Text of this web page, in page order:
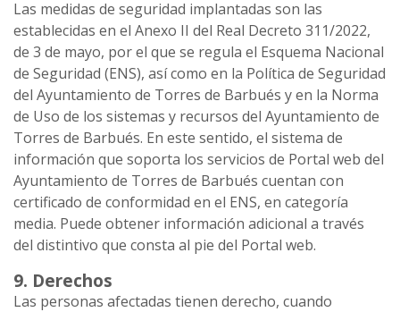
Las medidas de seguridad implantadas son las
establecidas en el Anexo II del Real Decreto 311/2022,
de 3 de mayo, por el que se regula el Esquema Nacional
de Seguridad (ENS), así como en la Política de Seguridad
del Ayuntamiento de Torres de Barbués y en la Norma
de Uso de los sistemas y recursos del Ayuntamiento de
Torres de Barbués. En este sentido, el sistema de
información que soporta los servicios de Portal web del
Ayuntamiento de Torres de Barbués cuentan con
certificado de conformidad en el ENS, en categoría
media. Puede obtener información adicional a través
del distintivo que consta al pie del Portal web.
9. Derechos
Las personas afectadas tienen derecho, cuando